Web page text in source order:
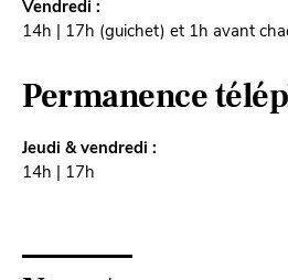
Vendredi :
14h | 17h (guichet) et 1h avant
Permanence
Jeudi & vendredi :
14h | 17h